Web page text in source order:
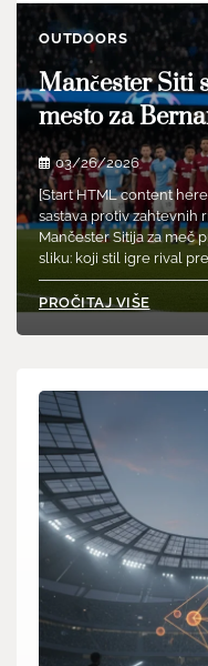
OUTDOORS
Mančester Siti
mesto za
03/26/2026
[Start HTML content
sastava protiv zahtevnih
Mančester Sitija za meč
sliku: koji stil igre rival
PROČITAJ VIŠE